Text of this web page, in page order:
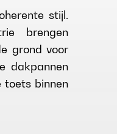
stijl.
brengen
grond voor
dakpannen
toets binnen